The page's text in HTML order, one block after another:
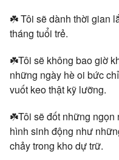
☘️ Tôi sẽ dành thời gian
tháng tuổi trẻ.
☘️Tôi sẽ không bao giờ
những ngày hè oi bức
vuốt keo thật kỹ lưỡng.
☘️Tôi sẽ đốt những ngọn
hình sinh động như
chảy trong kho dự trữ.